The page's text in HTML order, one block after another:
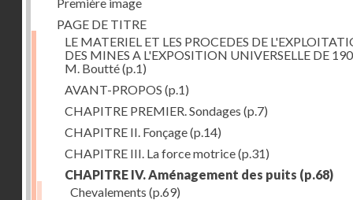
PAGE DE TITRE
LE MATERIEL ET LES PROCEDES DE
DES MINES A L'EXPOSITION UNIVERSELLE DE
M. Boutté(p.1)
AVANT-PROPOS (p.1)
CHAPITRE PREMIER. Sondages (p.7)
CHAPITRE II. Fonçage(p.14)
CHAPITRE III. La force motrice(p.31)
CHAPITRE IV. Aménagement des puits (p.68)
Chevalements (p.69)